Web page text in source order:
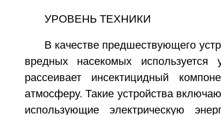
УРОВЕНЬ ТЕХНИКИ
В качестве предшествующего
вредных насекомых используется
рассеивает инсектицидный
атмосферу. Такие устройства
использующие электрическую